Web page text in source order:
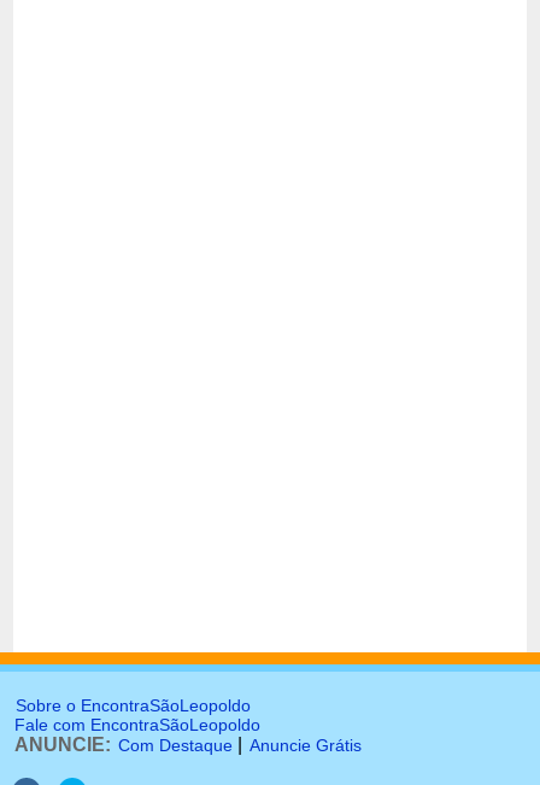
Sobre o EncontraSãoLeopoldo
Fale com EncontraSãoLeopoldo
ANUNCIE: Com Destaque Anuncie Grátis